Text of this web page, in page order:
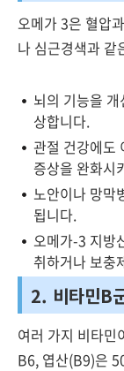
오메가 3은 혈압
나 심근경색과 같
뇌의 기능을
상합니다.
관절 건강에도
증상을 완화시
노안이나 망막
됩니다.
오메가-3 지방
취하거나 보충
2. 비타민B
여러 가지 비타
B6, 엽산(B9)은